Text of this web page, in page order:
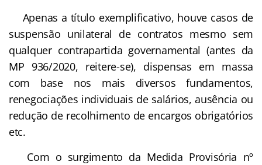
Apenas a título exemplificativo, houve casos de
suspensão unilateral de contratos mesmo sem
qualquer contrapartida governamental (antes da
MP 936/2020, reitere-se), dispensas em massa
com base nos mais diversos fundamentos,
renegociações individuais de salários, ausência ou
redução de recolhimento de encargos obrigatórios
etc.
Com o surgimento da Medida Provisória nº